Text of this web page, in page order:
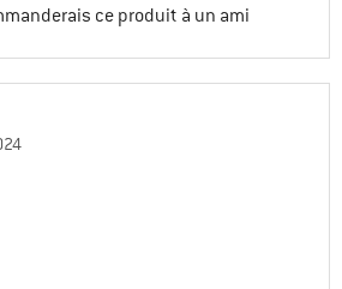
ce produit à un ami